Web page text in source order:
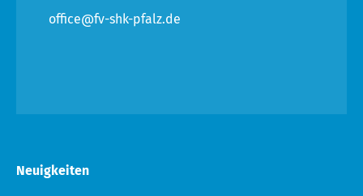
office@fv-shk-pfalz.de
Neuigkeiten